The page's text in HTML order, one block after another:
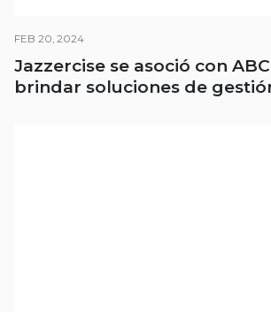
FEB 20, 2024
Jazzercise se asoció con
brindar soluciones de